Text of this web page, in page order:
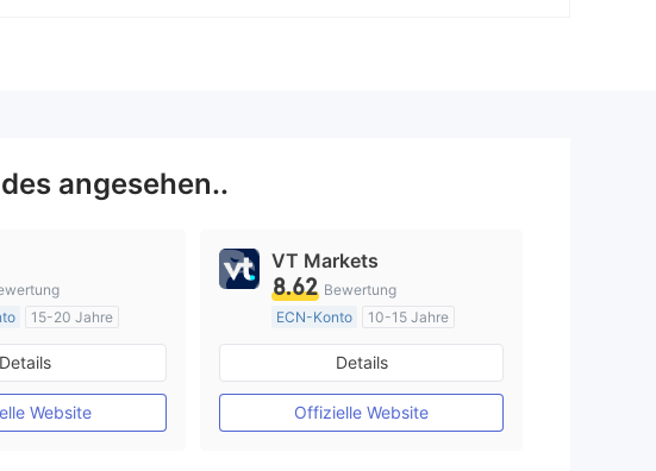
angesehen..
15-20 Jahre
(MM)
Details
Website
VT Markets
8.62 Bewertung
ECN-Konto
10-15 Jahre
AustralienRegulierung
Market Making (MM)
MT4-Volllizenz
Details
Offizielle Website